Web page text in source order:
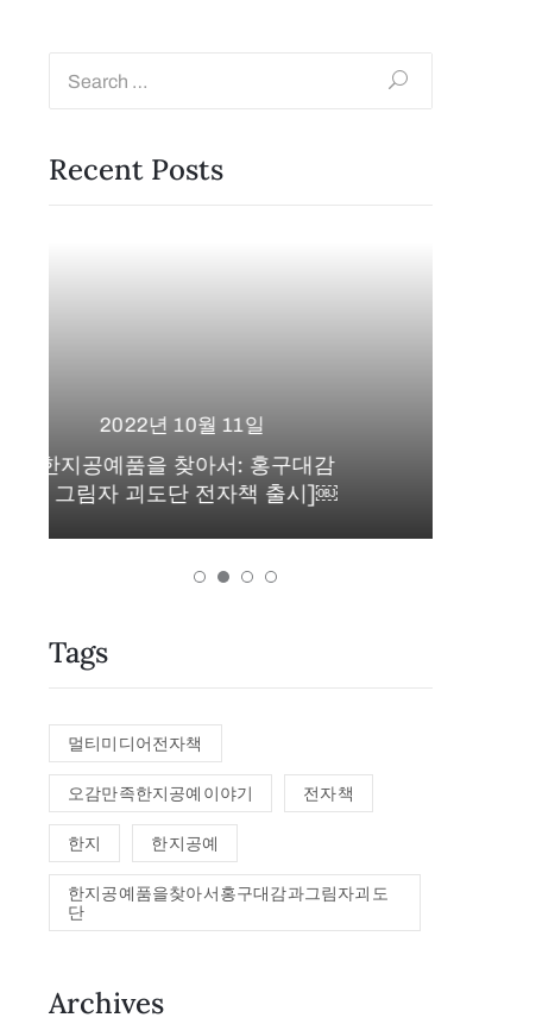
Recent Posts
2022년 05월 01일
닥종이액자시계만들기
Tags
멀티미디어전자책
오감만족한지공예이야기 전자책
한지 한지공예
한지공예품을찾아서홍구대감과그림자괴도
단
Archives